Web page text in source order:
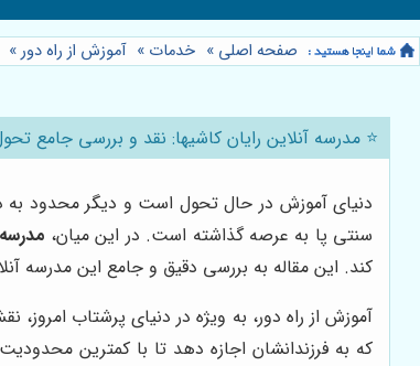
صفحه اصلی » خدمات » آموزش از راه دور»
⭐️ مدرسه آنلاین رایان کاشیها: نقد و بررسی جامع
دنیای آموزش در حال تحول است و دیگر محدود به
سنتی پا به عرصه گذاشته است. در این میان،
کند. این مقاله به بررسی دقیق و جامع این مدرسه
آموزش از راه دور، به ویژه در دنیای پرشتاب
که به فرزندانشان اجازه دهد تا با کمترین